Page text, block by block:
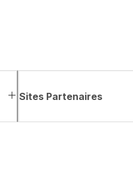
Sites Partenaires